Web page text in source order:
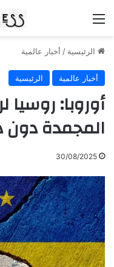
الرئيسية / أخبار عالمية
أخبار عالمية الرئيسية
أوروبا:
المجمدة
30/08/2025